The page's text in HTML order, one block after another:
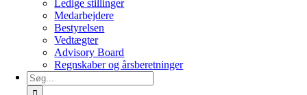
Ledige stillinger
Medarbejdere
Bestyrelsen
Vedtægter
Advisory Board
Regnskaber og årsberetninger
Søg
efter: